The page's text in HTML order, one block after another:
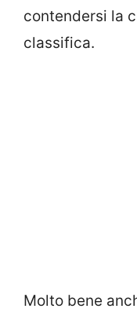
contendersi la
classifica.
Molto bene